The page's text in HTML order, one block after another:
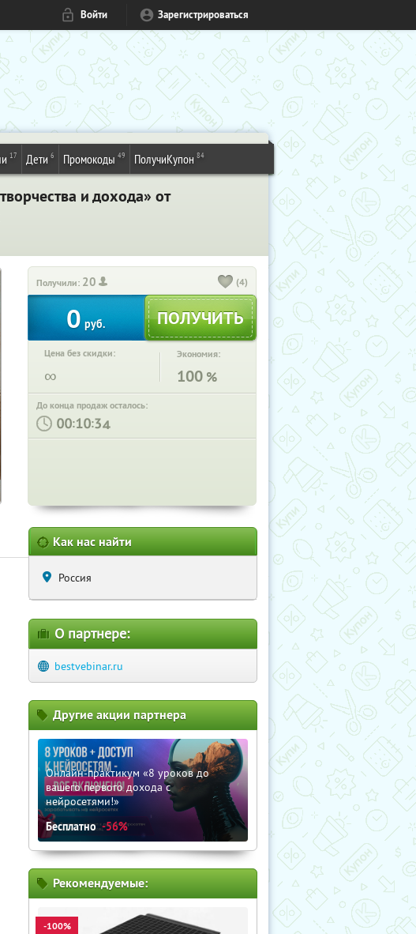
Войти Зарегистрироваться
17 Дети 6 Промокоды 49 ПолучиКупон 84
и дохода» от
Получили: 20 (4)
0 руб.
Цена без скидки:
∞
Экономия:
100 %
До конца продаж осталось:
: :
Как нас найти
Россия
О партнере:
bestvebinar.ru
Другие акции партнера
Онлайн-практикум «8 уроков до
вашего первого дохода с
нейросетями!»
Бесплатно -56%
Рекомендуемые:
-100%